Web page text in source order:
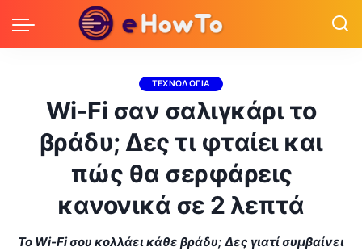
ΤΕΧΝΟΛΟΓΙΑ
Wi-Fi σαν σαλιγκάρι το
βράδυ; Δες τι φταίει και
πώς θα σερφάρεις
κανονικά σε 2 λεπτά
Το Wi-Fi σου κολλάει κάθε βράδυ; Δες γιατί συμβαίνει